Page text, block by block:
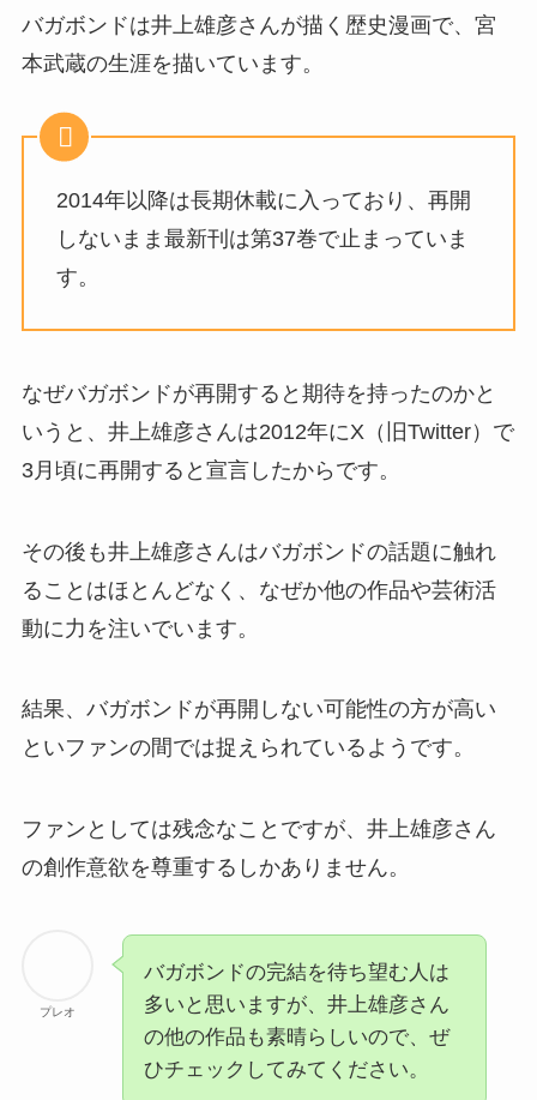
バガボンドは井上雄彦さんが描く歴史漫画で、宮
本武蔵の生涯を描いています。
2014年以降は長期休載に入っており、再開
しないまま最新刊は第37巻で止まっていま
す。
なぜバガボンドが再開すると期待を持ったのかと
いうと、井上雄彦さんは2012年にX（旧Twitter）で
3月頃に再開すると宣言したからです。
その後も井上雄彦さんはバガボンドの話題に触れ
ることはほとんどなく 、なぜか他の作品や芸術活
動に力を注いでいます。
結果、バガボンドが再開しない可能性の方が高い
といファンの間では捉えられているようです。
ファンとしては残念なことですが、井上雄彦さん
の創作意欲を尊重するしかありません。
プレオ
バガボンドの完結を待ち望む人は
多いと思いますが、井上雄彦さん
の他の作品も素晴らしいので、ぜ
ひチェックしてみてください。